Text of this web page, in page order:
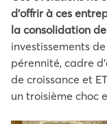
d’offrir à ces
la consolidation
investissements
pérennité, cadre
de croissance et
un troisième choc